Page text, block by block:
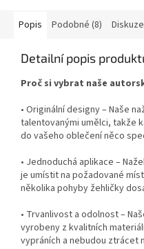
Popis Podobné (8) Diskuze
Detailní popis
Proč si vybrat naše
• Originální designy – Naše
talentovanými umělci, takže
do vašeho oblečení něco
• Jednoduchá aplikace –
je umístit na požadované
několika pohyby žehličky
• Trvanlivost a odolnost –
vyrobeny z kvalitních
vypráních a nebudou ztrácet